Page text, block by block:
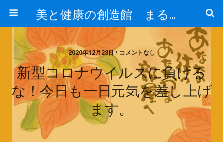
美と健康の創造館 まるとみ薬品 ぐんまの薬屋 芳さんのブログ
2020年12月28日 • コメントなし
新型コロナウイルスに負ける
な！今日も一日元気を差し上げ
ます。